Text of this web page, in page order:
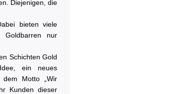
Diejenigen, die
bieten viele
Goldbarren nur
Schichten Gold
ein neues
dem Motto „Wir
Kunden dieser